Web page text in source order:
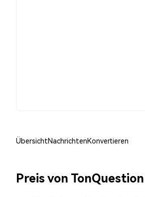
ÜbersichtNachrichtenKonvertieren
Preis von